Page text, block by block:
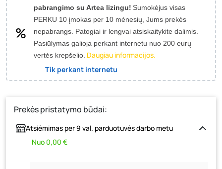
pabrangimo su Artea lizingu! Sumokėjus visas
PERKU 10 įmokas per 10 mėnesių, Jums prekės
nepabrangs. Patogiai ir lengvai atsiskaitykite dalimis.
Pasiūlymas galioja perkant internetu nuo 200 eurų
vertės krepšelio. Daugiau informacijos.
Tik perkant internetu
Prekės pristatymo būdai:
Atsiėmimas per 9 val. parduotuvės darbo metu
Nuo 0,00 €